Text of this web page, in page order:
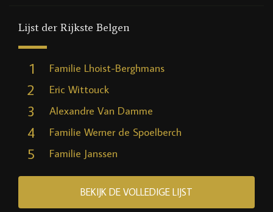
Lijst der Rijkste Belgen
1 Familie Lhoist-Berghmans
2 Eric Wittouck
3 Alexandre Van Damme
4 Familie Werner de Spoelberch
5 Familie Janssen
BEKIJK DE VOLLEDIGE LIJST